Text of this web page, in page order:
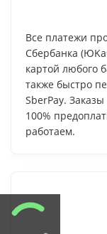
Все платежи
Сбербанка
картой любого
также быстро
SberPay.
100%
работаем.